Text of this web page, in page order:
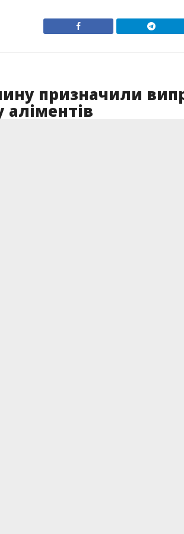
призначили
аліментів